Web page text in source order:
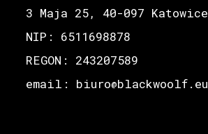
3 Maja 25, 40-097 Katowice
NIP: 6511698878
REGON: 243207589
email: biuro@blackwoolf.eu